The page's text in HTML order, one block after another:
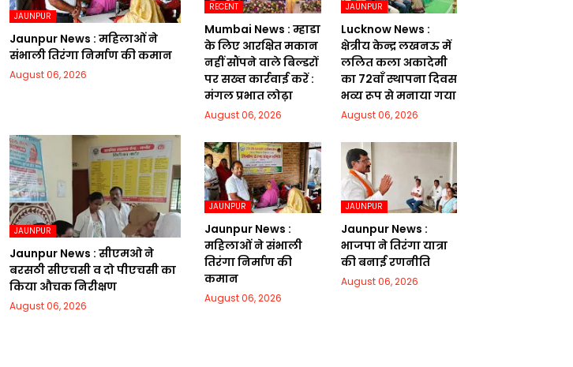
JAUNPUR
Jaunpur News : महिलाओं ने
संभाली तिरंगा निर्माण की कमान
August 06, 2026
JAUNPUR
Jaunpur News : सीएमओ ने
बरसठी सीएचसी व दो पीएचसी का
किया औचक निरीक्षण
August 06, 2026
RECENT
Mumbai News : म्हाडा
के लिए आरक्षित मकान
नहीं सौंपने वाले बिल्डरों
पर सख्त कार्रवाई करें :
मंगल प्रभात लोढ़ा
August 06, 2026
JAUNPUR
Lucknow News :
क्षेत्रीय केन्द्र लखनऊ में
ललित कला अकादेमी
का 72वाॅं स्थापना दिवस
भव्य रूप से मनाया गया
August 06, 2026
JAUNPUR
Jaunpur News :
महिलाओं ने संभाली
तिरंगा निर्माण की
कमान
August 06, 2026
JAUNPUR
Jaunpur News :
भाजपा ने तिरंगा यात्रा
की बनाई रणनीति
August 06, 2026